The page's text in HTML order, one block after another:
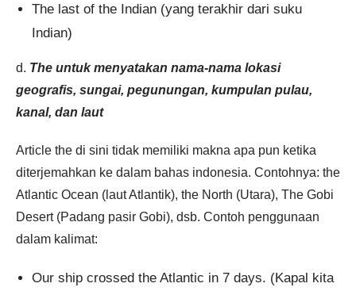
The last of the Indian (yang terakhir dari suku
Indian)
d. The untuk menyatakan nama-nama lokasi
geografis, sungai, pegunungan, kumpulan pulau,
kanal, dan laut
Article the di sini tidak memiliki makna apa pun ketika
diterjemahkan ke dalam bahas indonesia. Contohnya: the
Atlantic Ocean (laut Atlantik), the North (Utara), The Gobi
Desert (Padang pasir Gobi), dsb. Contoh penggunaan
dalam kalimat:
Our ship crossed the Atlantic in 7 days. (Kapal kita